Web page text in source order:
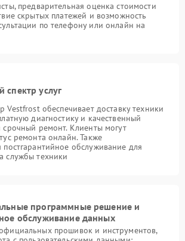
предварительная оценка стоимости
скрытых платежей и возможность
по телефону или онлайн на
спектр услуг
Vestfrost обеспечивает доставку техники
диагностику и качественный
срочный ремонт. Клиенты могут
ремонта онлайн. Также
постгарантийное обслуживание для
службы техники
программные решение и
обслуживание данных
прошивок и инструментов,